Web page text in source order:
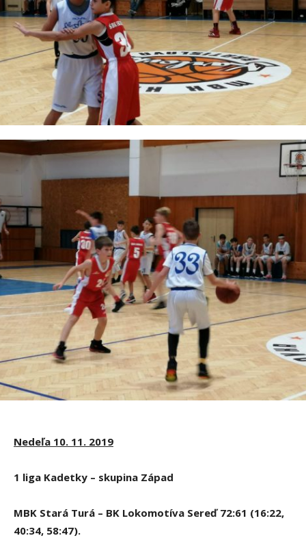
Nedeľa 10. 11. 2019
1 liga Kadetky – skupina Západ
MBK Stará Turá – BK Lokomotíva Sereď 72:61 (16:22,
40:34, 58:47).